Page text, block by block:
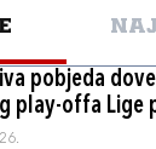
pobjeda
play-offa Lige